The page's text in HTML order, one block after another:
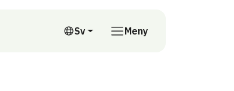
Sv
Svenska
Meny